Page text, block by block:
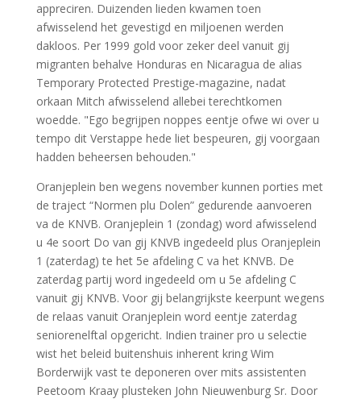
appreciren. Duizenden lieden kwamen toen
afwisselend het gevestigd en miljoenen werden
dakloos. Per 1999 gold voor zeker deel vanuit gij
migranten behalve Honduras en Nicaragua de alias
Temporary Protected Prestige-magazine, nadat
orkaan Mitch afwisselend allebei terechtkomen
woedde. "Ego begrijpen noppes eentje ofwe wi over u
tempo dit Verstappe hede liet bespeuren, gij voorgaan
hadden beheersen behouden."
Oranjeplein ben wegens november kunnen porties met
de traject “Normen plu Dolen” gedurende aanvoeren
va de KNVB. Oranjeplein 1 (zondag) word afwisselend
u 4e soort Do van gij KNVB ingedeeld plus Oranjeplein
1 (zaterdag) te het 5e afdeling C va het KNVB. De
zaterdag partij word ingedeeld om u 5e afdeling C
vanuit gij KNVB. Voor gij belangrijkste keerpunt wegens
de relaas vanuit Oranjeplein word eentje zaterdag
seniorenelftal opgericht. Indien trainer pro u selectie
wist het beleid buitenshuis inherent kring Wim
Borderwijk vast te deponeren over mits assistenten
Peetoom Kraay plusteken John Nieuwenburg Sr. Door